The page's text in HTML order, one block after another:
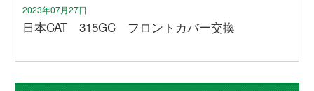
2023年07月27日
日本CAT 315GC フロントカバー交換